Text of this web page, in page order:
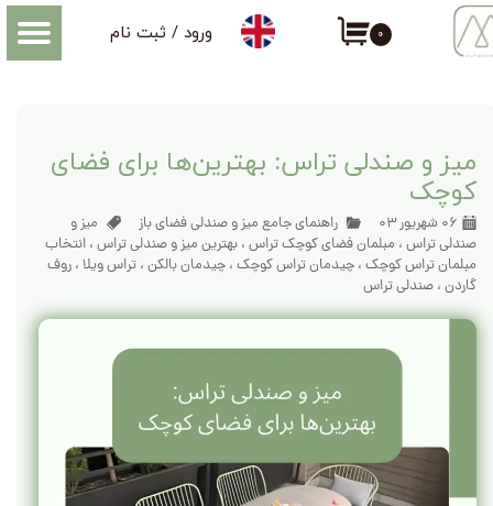
۰ ورود / ثبت نام
حساب کاربری من
خروج از حساب کاربری
میز و صندلی تراس: بهترین‌ها برای فضای
کوچک
۰۶ شهریور ۰۳ راهنمای جامع میز و صندلی فضای باز
میز و
صندلی تراس ، مبلمان فضای کوچک تراس ، بهترین میز و صندلی تراس ، انتخاب
مبلمان تراس کوچک ، چیدمان تراس کوچک ، چیدمان بالکن ، تراس ویلا ، روف
گاردن ، صندلی تراس